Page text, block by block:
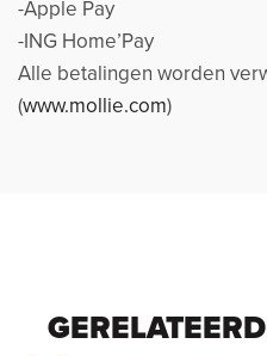
-Apple Pay
-ING Home’Pay
Alle betalingen worden
(www.mollie.com)